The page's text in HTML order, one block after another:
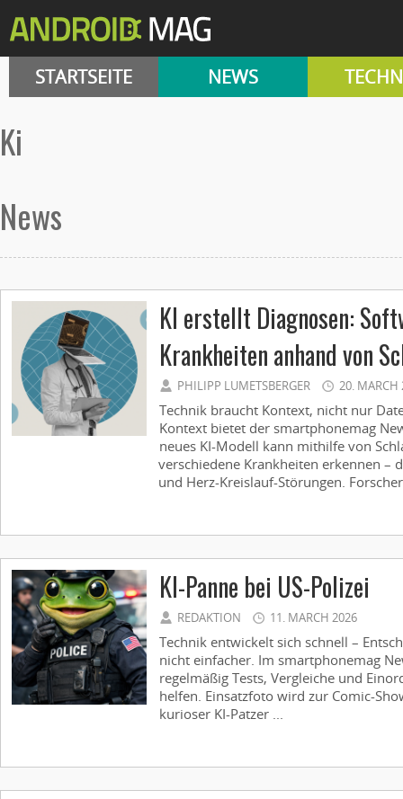
STARTSEITE NEWS
ki
News
KI erstellt Diagnosen:
Krankheiten anhand von
PHILIPP LUMETSBERGER 20. MARCH
Technik braucht Kontext, nicht nur
Kontext bietet der smartphonemag
neues KI-Modell kann mithilfe von
verschiedene Krankheiten erkennen –
und Herz-Kreislauf-Störungen.
KI-Panne bei US-Polizei
REDAKTION 11. MARCH 2026
Technik entwickelt sich schnell –
nicht einfacher. Im smartphonemag
regelmäßig Tests, Vergleiche und
helfen. Einsatzfoto wird zur Comic-
kurioser KI-Patzer ...